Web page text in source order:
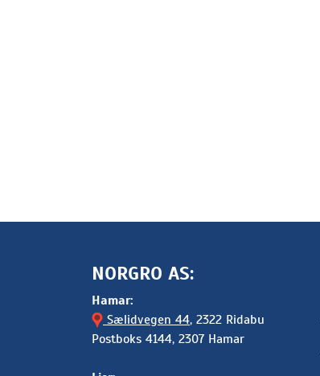
NORGRO AS:
Hamar:
Sælidvegen 44, 2322 Ridabu
Postboks 4144, 2307 Hamar